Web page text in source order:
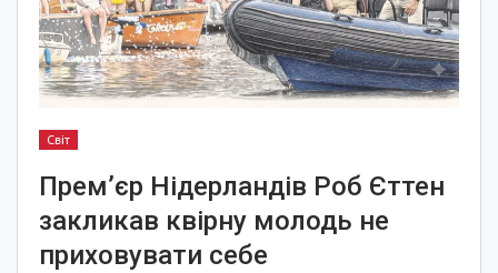
Світ
Прем’єр Нідерландів Роб Єттен
закликав квірну молодь не
приховувати себе